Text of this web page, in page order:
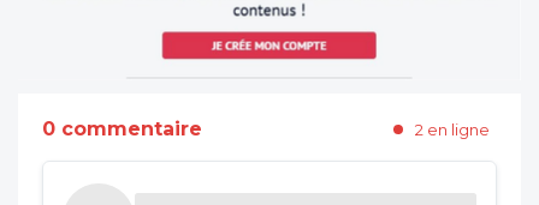
0 commentaire 2 en ligne